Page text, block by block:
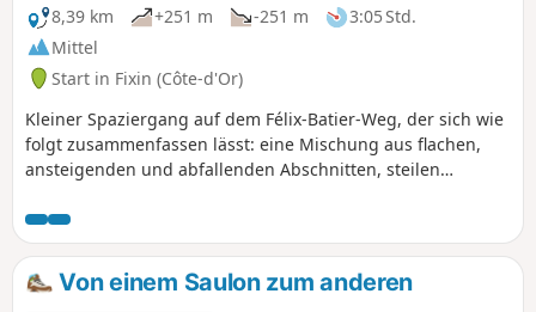
8,39 km
+251 m -251 m
3:05 Std.
Mittel
Start in Fixin (Côte-d'Or)
Kleiner Spaziergang auf dem Félix-Batier-Weg, der sich wie
folgt zusammenfassen lässt: eine Mischung aus flachen,
ansteigenden und abfallenden Abschnitten, steilen
de Brochon und der Aufstieg auf der gegenüberliegenden
Seite sind mit Vorsicht zu bewältigen. Eine Route, die nicht
mit Kindern begangen werden sollte.
Von einem Saulon zum anderen